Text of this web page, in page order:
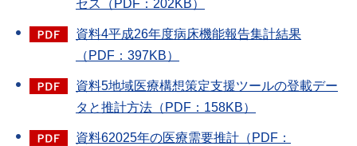
セス（PDF：202KB）
資料4平成26年度病床機能報告集計結果
（PDF：397KB）
資料5地域医療構想策定支援ツールの登載デー
タと推計方法（PDF：158KB）
資料62025年の医療需要推計（PDF：